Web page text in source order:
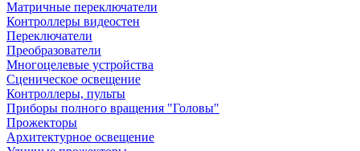
Матричные переключатели
Контроллеры видеостен
Переключатели
Преобразователи
Многоцелевые устройства
Сценическое освещение
Контроллеры, пульты
Приборы полного вращения "Головы"
Прожекторы
Архитектурное освещение